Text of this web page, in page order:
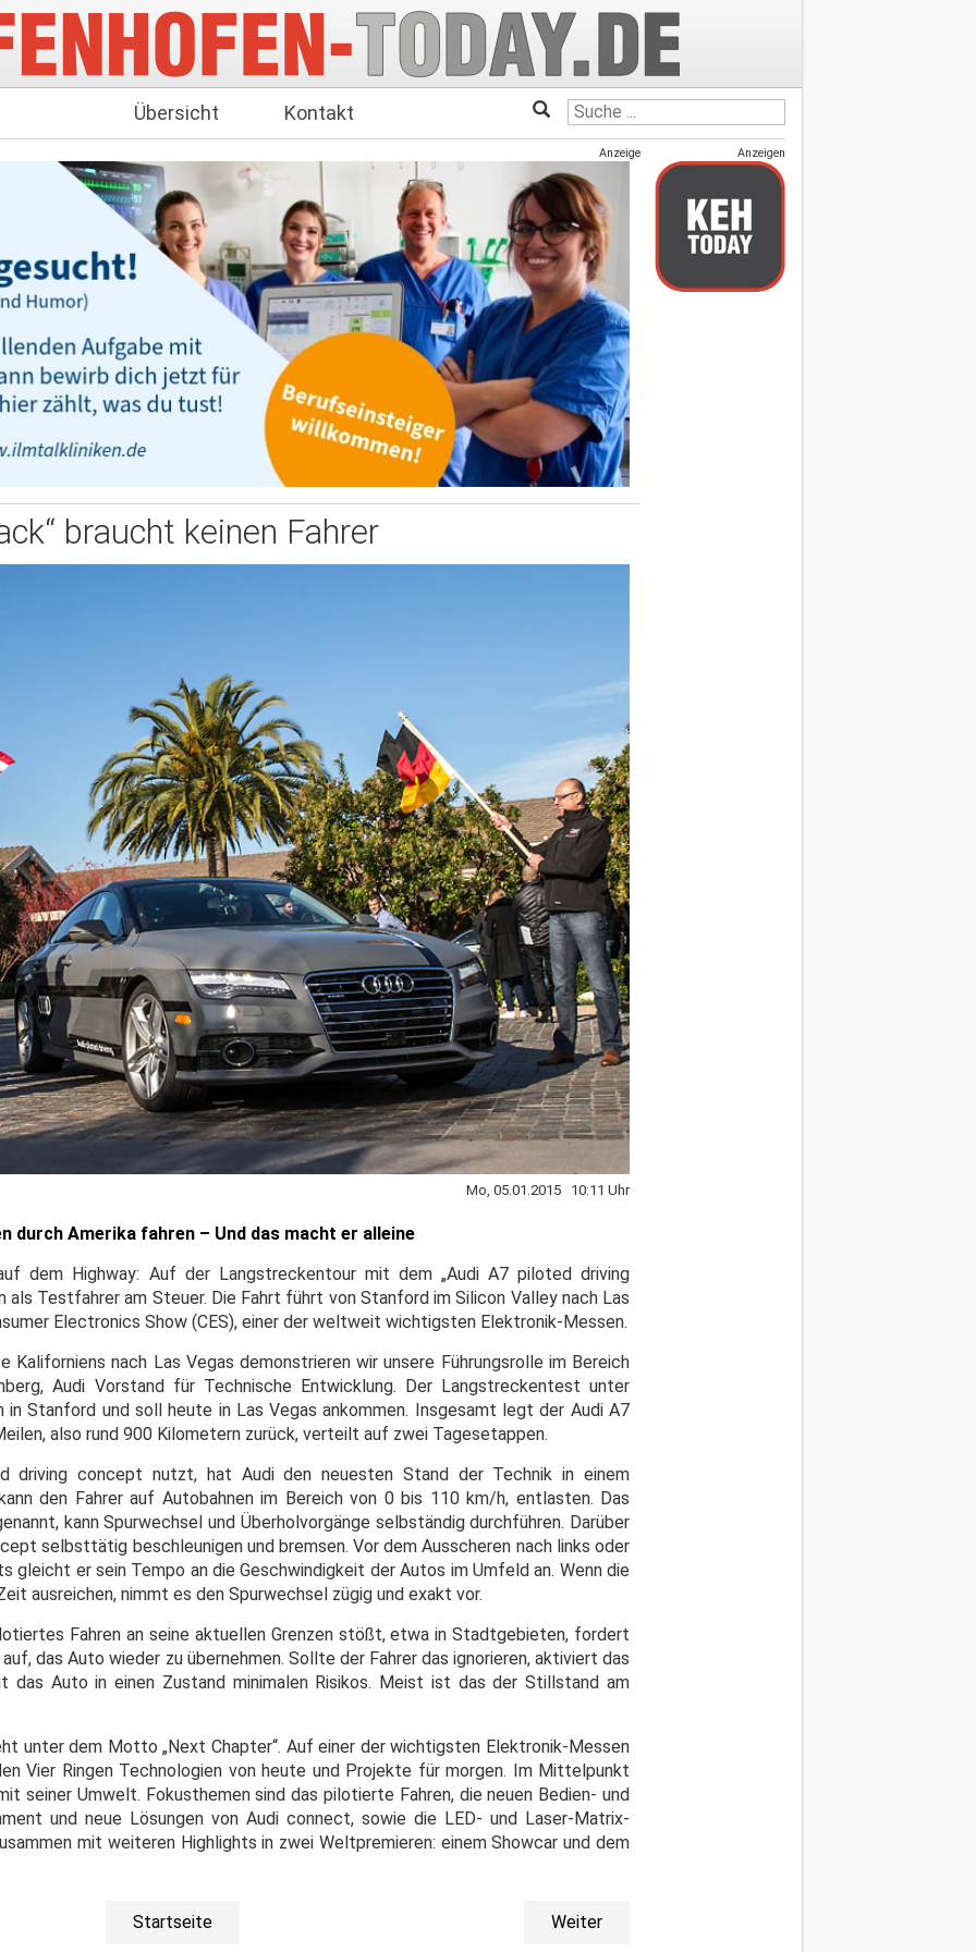
Übersicht Kontakt
Anzeige
braucht keinen Fahrer
Mo, 05.01.2015 10:11 Uhr
durch Amerika fahren – Und das macht er alleine
dem Highway: Auf der Langstreckentour mit dem „Audi A7 piloted driving
Testfahrer am Steuer. Die Fahrt führt von Stanford im Silicon Valley nach Las
Electronics Show (CES), einer der weltweit wichtigsten Elektronik-Messen.
nach Las Vegas demonstrieren wir unsere Führungsrolle im Bereich
Audi Vorstand für Technische Entwicklung. Der Langstreckentest unter
Stanford und soll heute in Las Vegas ankommen. Insgesamt legt der Audi A7
also rund 900 Kilometern zurück, verteilt auf zwei Tagesetappen.
driving concept nutzt, hat Audi den neuesten Stand der Technik in einem
den Fahrer auf Autobahnen im Bereich von 0 bis 110 km/h, entlasten. Das
kann Spurwechsel und Überholvorgänge selbständig durchführen. Darüber
selbsttätig beschleunigen und bremsen. Vor dem Ausscheren nach links oder
gleicht er sein Tempo an die Geschwindigkeit der Autos im Umfeld an. Wenn die
ausreichen, nimmt es den Spurwechsel zügig und exakt vor.
Fahren an seine aktuellen Grenzen stößt, etwa in Stadtgebieten, fordert
das Auto wieder zu übernehmen. Sollte der Fahrer das ignorieren, aktiviert das
das Auto in einen Zustand minimalen Risikos. Meist ist das der Stillstand am
unter dem Motto „Next Chapter“. Auf einer der wichtigsten Elektronik-Messen
Vier Ringen Technologien von heute und Projekte für morgen. Im Mittelpunkt
seiner Umwelt. Fokusthemen sind das pilotierte Fahren, die neuen Bedien- und
und neue Lösungen von Audi connect, sowie die LED- und Laser‑Matrix-
mit weiteren Highlights in zwei Weltpremieren: einem Showcar und dem
Startseite Weiter
Anzeigen